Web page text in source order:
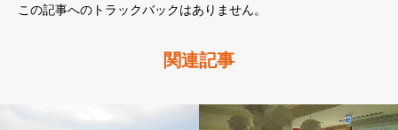
この記事へのトラックバックはありません。
関連記事